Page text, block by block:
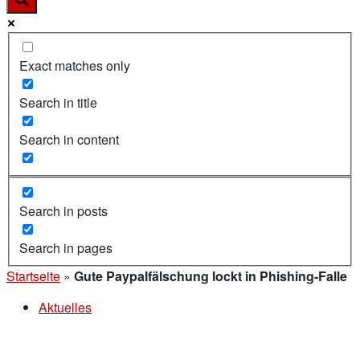
Exact matches only
Search in title
Search in content
Search in posts
Search in pages
Startseite » Gute Paypalfälschung lockt in Phishing-Falle
Aktuelles